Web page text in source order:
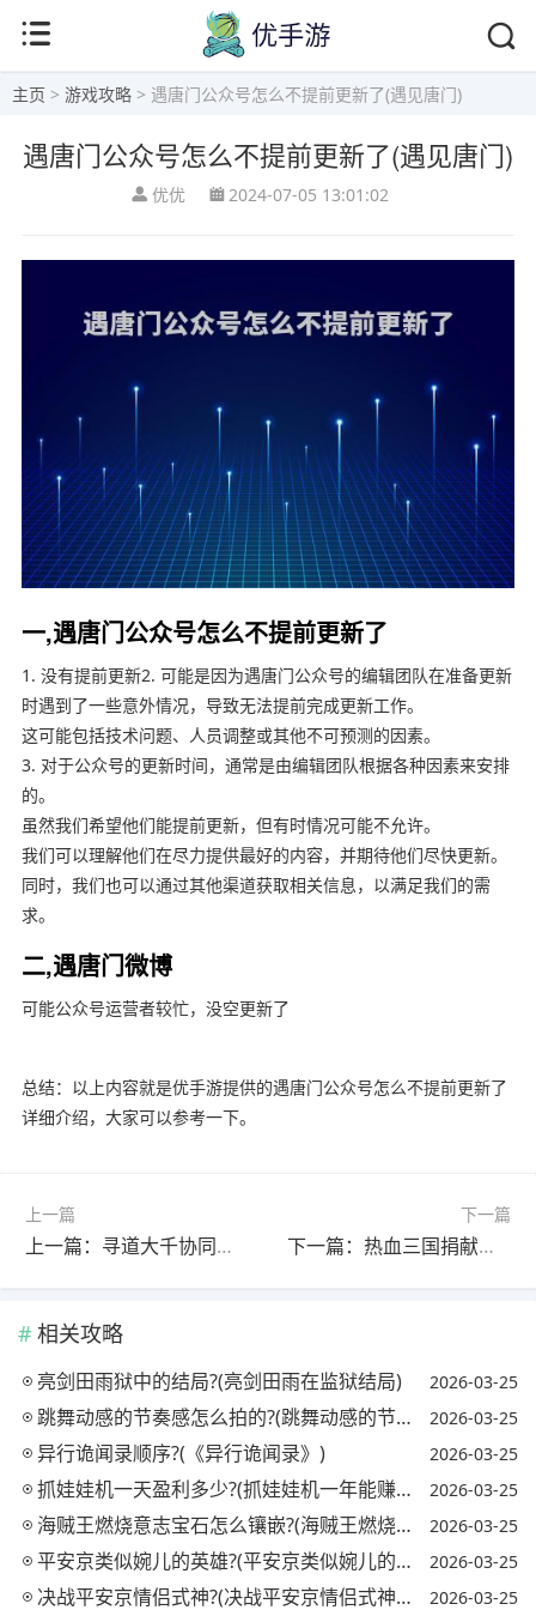
主页 > 游戏攻略 > 遇唐门公众号怎么不提前更新了(遇见唐门)
遇唐门公众号怎么不提前更新了(遇见唐门)
优优 2024-07-05 13:01:02
一,遇唐门公众号怎么不提前更新了
1. 没有提前更新2. 可能是因为遇唐门公众号的编辑团队在准备更新
时遇到了一些意外情况，导致无法提前完成更新工作。
这可能包括技术问题、人员调整或其他不可预测的因素。
3. 对于公众号的更新时间，通常是由编辑团队根据各种因素来安排
的。
虽然我们希望他们能提前更新，但有时情况可能不允许。
我们可以理解他们在尽力提供最好的内容，并期待他们尽快更新。
同时，我们也可以通过其他渠道获取相关信息，以满足我们的需
求。
二,遇唐门微博
可能公众号运营者较忙，没空更新了
总结：以上内容就是优手游提供的遇唐门公众号怎么不提前更新了
详细介绍，大家可以参考一下。
上一篇
上一篇：寻道大千协同灵兽有什么讲究?(寻道大千协同灵兽有什么讲究寻道大千满星可以反吞)
下一篇
下一篇：热血三国捐献兑换有哪些奖励?(热血三国史诗任务捐什么划算)
相关攻略
亮剑田雨狱中的结局?(亮剑田雨在监狱结局) 2026-03-25
跳舞动感的节奏感怎么拍的?(跳舞动感的节奏感怎么拍的视频) 2026-03-25
异行诡闻录顺序?(《异行诡闻录》) 2026-03-25
抓娃娃机一天盈利多少?(抓娃娃机一年能赚多少钱) 2026-03-25
海贼王燃烧意志宝石怎么镶嵌?(海贼王燃烧意志宝石镶嵌攻略) 2026-03-25
平安京类似婉儿的英雄?(平安京类似婉儿的英雄名字) 2026-03-25
决战平安京情侣式神?(决战平安京情侣式神怎么获得) 2026-03-25